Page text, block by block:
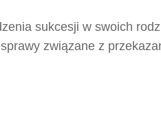
sukcesji w swoich
związane z